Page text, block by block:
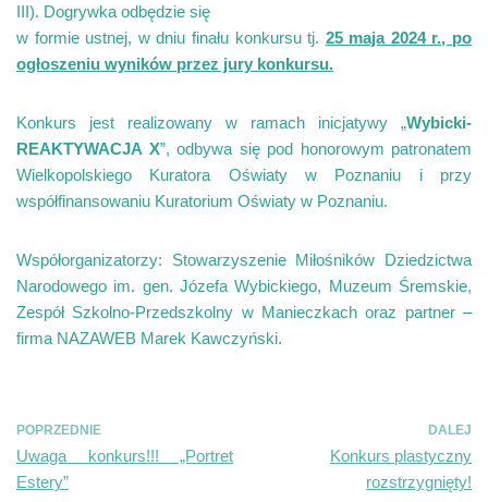
III). Dogrywka odbędzie się
w formie ustnej, w dniu finału konkursu tj. 25 maja 2024 r., po
ogłoszeniu wyników przez jury konkursu.
Konkurs jest realizowany w ramach inicjatywy „Wybicki-
REAKTYWACJA X”, odbywa się pod honorowym patronatem
Wielkopolskiego Kuratora Oświaty w Poznaniu i przy
współfinansowaniu Kuratorium Oświaty w Poznaniu.
Współorganizatorzy: Stowarzyszenie Miłośników Dziedzictwa
Narodowego im. gen. Józefa Wybickiego, Muzeum Śremskie,
Zespół Szkolno-Przedszkolny w Manieczkach oraz partner –
firma NAZAWEB Marek Kawczyński.
POPRZEDNIE
Uwaga konkurs!!! „Portret
Estery”
DALEJ
Konkurs plastyczny
rozstrzygnięty!